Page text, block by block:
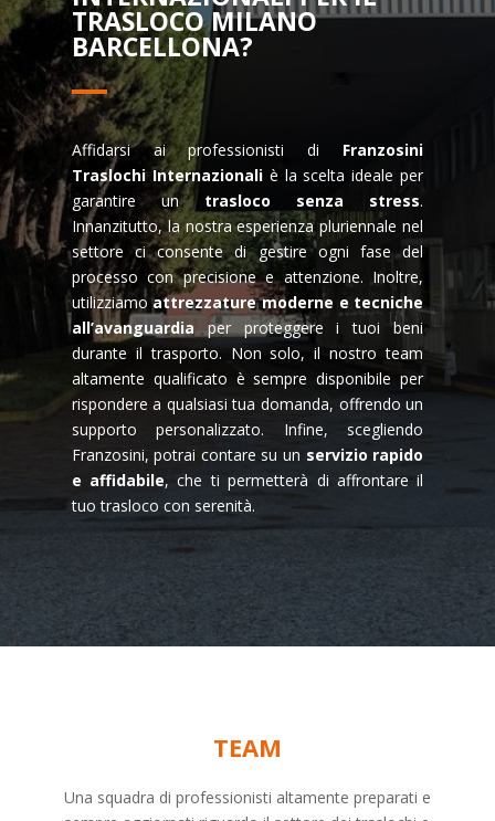
TRASLOCO MILANO
BARCELLONA?
Affidarsi ai professionisti di Franzosini
Traslochi Internazionaliè la scelta ideale per
garantire un trasloco senza stress.
Innanzitutto, la nostra esperienza pluriennale nel
settore ci consente di gestire ogni fase del
processo con precisione e attenzione. Inoltre,
utilizziamoattrezzature moderne e tecniche
all’avanguardiaper proteggere i tuoi beni
durante il trasporto. Non solo, il nostro team
altamente qualificato è sempre disponibile per
rispondere a qualsiasi tua domanda, offrendo un
supporto personalizzato. Infine, scegliendo
Franzosini, potrai contare su un servizio rapido
e affidabile, che ti permetterà di affrontare il
tuo trasloco con serenità.
TEAM
Una squadra di professionisti altamente preparati e